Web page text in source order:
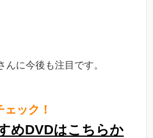
に今後も注目です。
ック！
めDVDはこちらか